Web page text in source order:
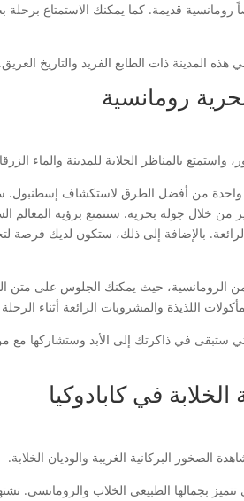
رومانسية قديمة. كما يمكنك الاستمتاع
المدينة ذات الطابع الفريد والتاريخ العريق.
رومانسية
بالمناظر الخلابة للمدينة والماء الزرقاء
واحدة من أفضل الطرق لاستكشاف
خلال جولة بحرية. ستتمتع برؤية المعالم
بالإضافة إلى ذلك، ستكون لديك فرصة
من الرومانسية، حيث يمكنك الجلوس على متن
اللذيذة والمشروبات الرائعة أثناء
ستبقى في ذاكرتك إلى الأبد وستشاركها مع
في كابادوكيا
الصخور البركانية الغريبة والوديان الخلابة.
بجمالها الطبيعي الخلاب والرومانسي.